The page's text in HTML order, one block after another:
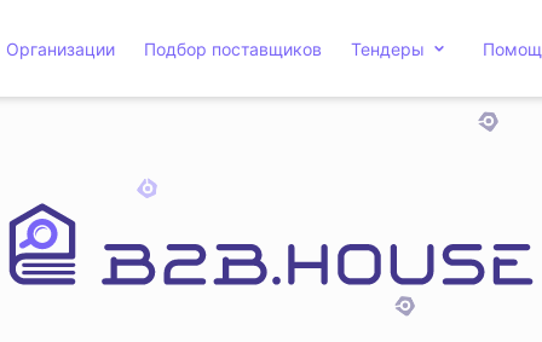
Организации Подбор поставщиков Тендеры